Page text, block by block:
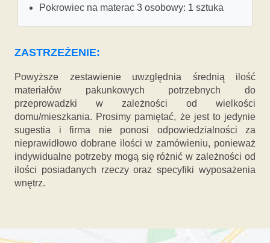
Pokrowiec na materac 3 osobowy: 1 sztuka
ZASTRZEŻENIE:
Powyższe zestawienie uwzględnia średnią ilość
materiałów pakunkowych potrzebnych do
przeprowadzki w zależności od wielkości
domu/mieszkania. Prosimy pamiętać, że jest to jedynie
sugestia i firma nie ponosi odpowiedzialności za
nieprawidłowo dobrane ilości w zamówieniu, ponieważ
indywidualne potrzeby mogą się różnić w zależności od
ilości posiadanych rzeczy oraz specyfiki wyposażenia
wnętrz.